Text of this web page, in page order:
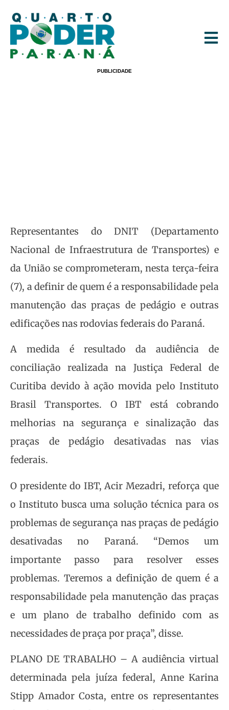
PUBLICIDADE
Representantes do DNIT (Departamento
Nacional de Infraestrutura de Transportes) e
da União se comprometeram, nesta terça-feira
(7), a definir de quem é a responsabilidade pela
manutenção das praças de pedágio e outras
edificações nas rodovias federais do Paraná.
A medida é resultado da audiência de
conciliação realizada na Justiça Federal de
Curitiba devido à ação movida pelo Instituto
Brasil Transportes. O IBT está cobrando
melhorias na segurança e sinalização das
praças de pedágio desativadas nas vias
federais.
O presidente do IBT, Acir Mezadri, reforça que
o Instituto busca uma solução técnica para os
problemas de segurança nas praças de pedágio
desativadas no Paraná. “Demos um
importante passo para resolver esses
problemas. Teremos a definição de quem é a
responsabilidade pela manutenção das praças
e um plano de trabalho definido com as
necessidades de praça por praça”, disse.
PLANO DE TRABALHO – A audiência virtual
determinada pela juíza federal, Anne Karina
Stipp Amador Costa, entre os representantes